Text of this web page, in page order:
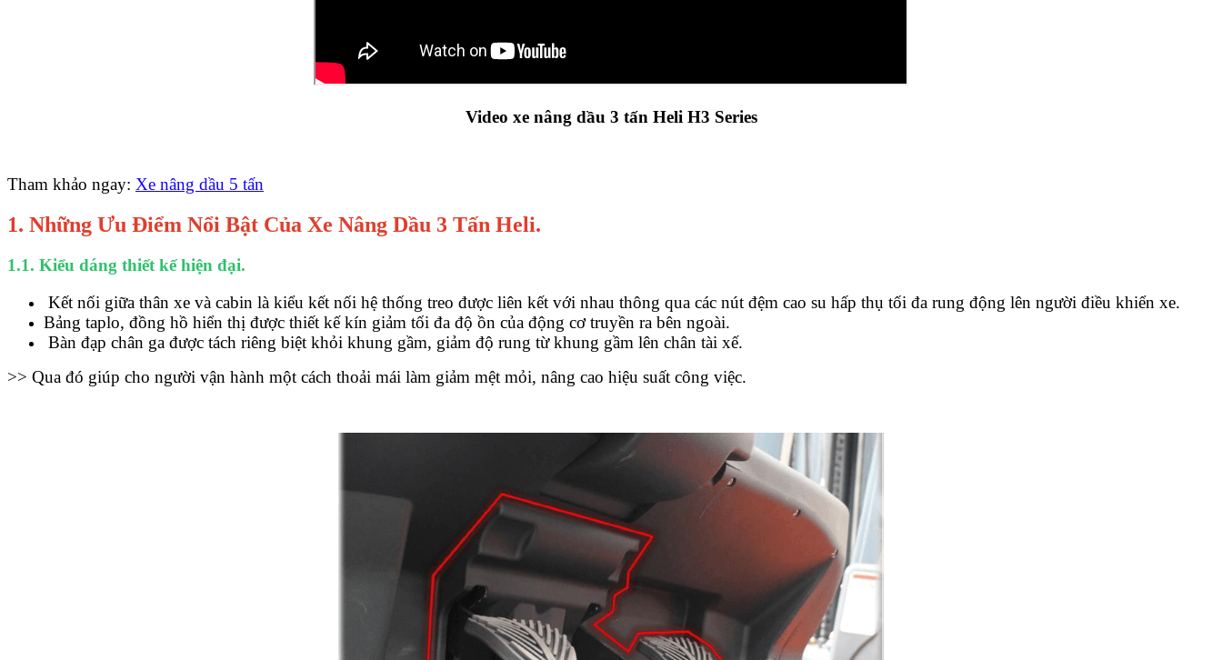
Video xe nâng dầu 3 tấn Heli H3 Series
Tham khảo ngay: Xe nâng dầu 5 tấn
1. Những Ưu Điểm Nổi Bật Của Xe Nâng Dầu 3 Tấn Heli.
1.1. Kiểu dáng thiết kế hiện đại.
Kết nối giữa thân xe và cabin là kiểu kết nối hệ thống treo được liên kết với nhau thông qua các nút đệm cao su hấp thụ tối đa rung động lên người điều khiển xe.
Bảng taplo, đồng hồ hiển thị được thiết kế kín giảm tối đa độ ồn của động cơ truyền ra bên ngoài.
Bàn đạp chân ga được tách riêng biệt khỏi khung gầm, giảm độ rung từ khung gầm lên chân tài xế.
>> Qua đó giúp cho người vận hành một cách thoải mái làm giảm mệt mỏi, nâng cao hiệu suất công việc.